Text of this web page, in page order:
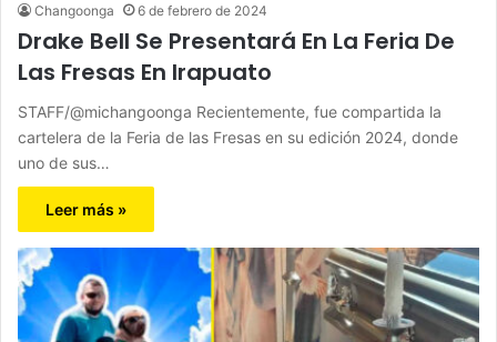
Changoonga 6 de febrero de 2024
Drake Bell Se Presentará En La Feria De
Las Fresas En Irapuato
STAFF/@michangoonga Recientemente, fue compartida la
cartelera de la Feria de las Fresas en su edición 2024, donde
uno de sus…
Leer más »